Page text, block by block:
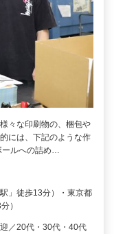
々な印刷物の、梱包や
には、下記のような作
ルへの詰め…
」徒歩13分）・東京都
）
／20代・30代・40代